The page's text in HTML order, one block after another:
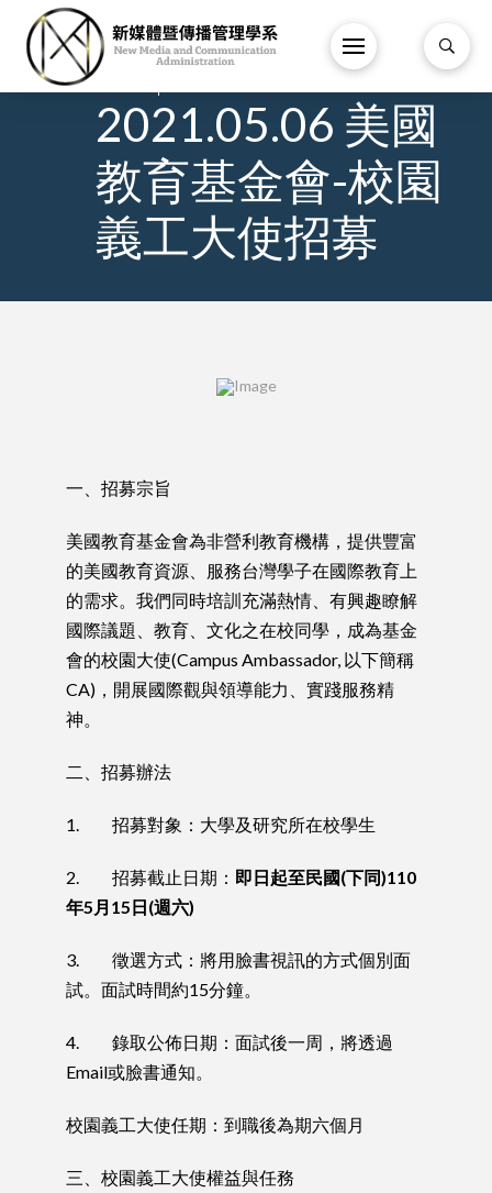
18 /
2021.05.06 美國
教育基金會-校園
義工大使招募
一、招募宗旨
美國教育基金會為非營利教育機構，提供豐富
的美國教育資源、服務台灣學子在國際教育上
的需求。我們同時培訓充滿熱情、有興趣瞭解
國際議題、教育、文化之在校同學，成為基金
會的校園大使(Campus Ambassador, 以下簡稱
CA)，開展國際觀與領導能力、實踐服務精
神。
二、招募辦法
1. 招募對象：大學及研究所在校學生
2. 招募截止日期： 即日起至民國(下同)110
年5月15日(週六)
3. 徵選方式：將用臉書視訊的方式個別面
試。面試時間約15分鐘。
4. 錄取公佈日期：面試後一周，將透過
Email或臉書通知。
校園義工大使任期：到職後為期六個月
三、校園義工大使權益與任務